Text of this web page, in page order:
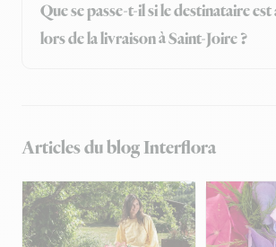
Que se passe-t-il si le destinataire
lors de la livraison à Saint-Joire ?
Articles du blog Interflora